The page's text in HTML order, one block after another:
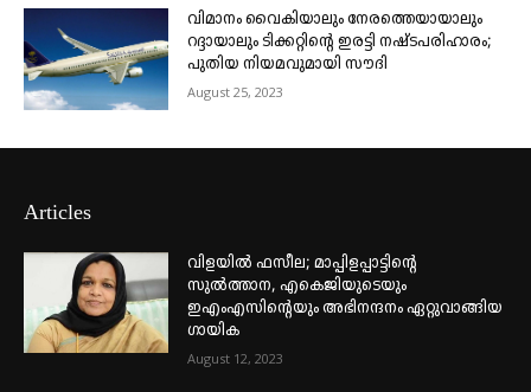
വിമാനം വൈകിയാലും നേരത്തെയായാലും
റദ്ദായാലും ടിക്കറ്റിന്റെ ഇരട്ടി നഷ്ടപരിഹാരം;
പുതിയ നിയമവുമായി സൗദി
August 25, 2023
Articles
വിളയിൽ ഫസീല; മാപ്പിളപ്പാട്ടിന്റെ
സുൽത്താന, എകെജിയുടെയും
ഇഎംഎസിന്റെയും അഭിനന്ദനം ഏറ്റുവാങ്ങിയ
ഗായിക
August 12, 2023